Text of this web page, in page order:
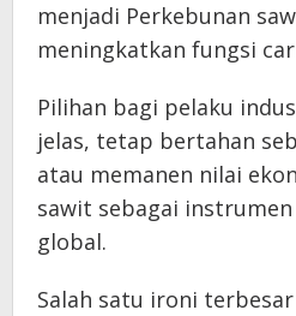
menjadi Perkebunan
meningkatkan fungsi
Pilihan bagi pelaku
jelas, tetap bertahan
atau memanen nilai
sawit sebagai
global.
Salah satu ironi